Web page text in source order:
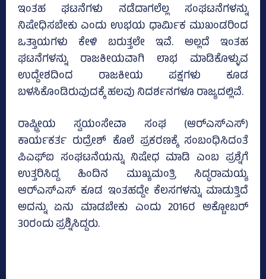
ಇಂತಹ ಘಟನೆಗಳು ನಡೆದಾಗಲೆಲ್ಲ ಸಂಘಟನೆಗಳನ್ನು
ನಿಷೇಧಿಸಬೇಕು ಎಂದು ಉಭಯ ಧಾರ್ಮಿಕ ಮುಖಂಡರಿಂದ
ಒತ್ತಾಯಗಳು ಕೇಳಿ ಬರುತ್ತಲೇ ಇವೆ. ಅಲ್ಲದೆ ಇಂತಹ
ಘಟನೆಗಳನ್ನು ರಾಜಕೀಯವಾಗಿ ಲಾಭ ಮಾಡಿಕೊಳ್ಳುವ
ಉದ್ದೇಶದಿಂದ ರಾಜಕೀಯ ಪಕ್ಷಗಳು ಕೂಡ
ಬಳಸಿಕೊಂಡಿರುವುದಕ್ಕೆ ಹಲವು ನಿದರ್ಶನಗಳೂ ರಾಜ್ಯದಲ್ಲಿವೆ.
ರಾಷ್ಟ್ರೀಯ ಸ್ವಯಂಸೇವಾ ಸಂಘ (ಆರ್‌ಎಸ್‌ಎಸ್‌)
ಕಾರ್ಯಕರ್ತ ರುದ್ರೇಶ್ ಕೊಲೆ ಪ್ರಕರಣಕ್ಕೆ ಸಂಬಂಧಿಸಿದಂತೆ
ಪಿಎಫ್ಐ ಸಂಘಟನೆಯನ್ನು ನಿಷೇಧ ಮಾಡಿ ಎಂಬ ಪ್ರಶ್ನೆಗೆ
ಉತ್ತರಿಸಿದ್ದ ಹಿಂದಿನ ಮುಖ್ಯಮಂತ್ರಿ ಸಿದ್ಧರಾಮಯ್ಯ
ಆರ್‌ಎಸ್‌ಎಸ್‌ ಕೂಡ ಇಂತಹದ್ದೇ ಕೆಲಸಗಳನ್ನು ಮಾಡುತ್ತಿದೆ
ಅದನ್ನು ಏನು ಮಾಡಬೇಕು ಎಂದು 2016ರ ಅಕ್ಟೋಬರ್‌
30ರಂದು ಪ್ರಶ್ನಿಸಿದ್ದರು.